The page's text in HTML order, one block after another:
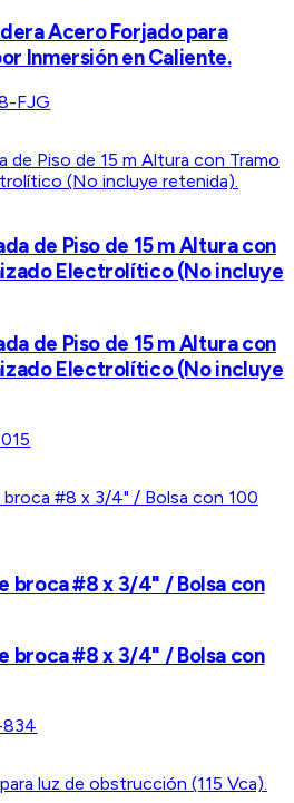
Acero Forjado para
Inmersión en Caliente.
FJG
de Piso de 15 m Altura con
Electrolítico (No incluye
de Piso de 15 m Altura con
Electrolítico (No incluye
broca #8 x 3/4" / Bolsa con
broca #8 x 3/4" / Bolsa con
834